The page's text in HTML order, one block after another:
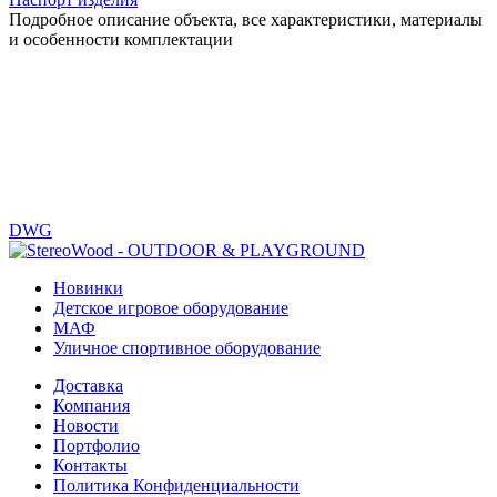
Подробное описание объекта, все характеристики, материалы
и особенности комплектации
DWG
Новинки
Детское игровое оборудование
МАФ
Уличное спортивное оборудование
Доставка
Компания
Новости
Портфолио
Контакты
Политика Конфиденциальности